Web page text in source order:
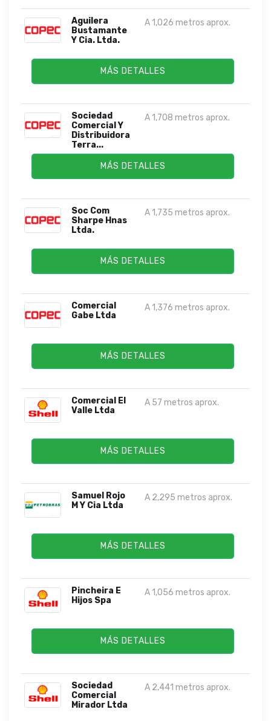
Aguilera
Bustamante
Y Cia. Ltda.
A 1,026 metros aprox.
MÁS DETALLES
Sociedad
Comercial Y
Distribuidora
Terra...
A 1,708 metros aprox.
MÁS DETALLES
Soc Com
Sharpe Hnas
Ltda.
A 1,735 metros aprox.
MÁS DETALLES
Comercial
Gabe Ltda
A 1,376 metros aprox.
MÁS DETALLES
Comercial El
Valle Ltda
A 57 metros aprox.
MÁS DETALLES
Samuel Rojo
M Y Cia Ltda
A 2,295 metros aprox.
MÁS DETALLES
Pincheira E
Hijos Spa
A 1,056 metros aprox.
MÁS DETALLES
Sociedad
Comercial
Mirador Ltda
A 2,441 metros aprox.